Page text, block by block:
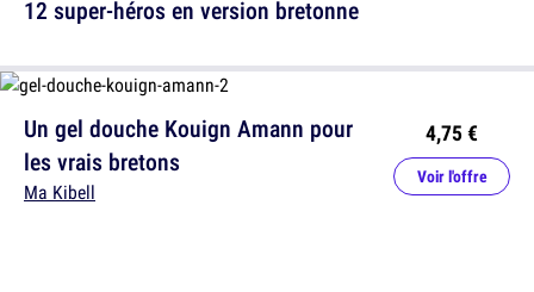
Un gel douche Kouign Amann pour
les vrais bretons
Ma Kibell
4,75 €
Voir l'offre
12 super-héros en version bretonne